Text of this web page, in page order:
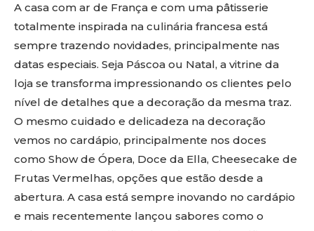
A casa com ar de França e com uma pâtisserie
totalmente inspirada na culinária francesa está
sempre trazendo novidades, principalmente nas
datas especiais. Seja Páscoa ou Natal, a vitrine da
loja se transforma impressionando os clientes pelo
nível de detalhes que a decoração da mesma traz.
O mesmo cuidado e delicadeza na decoração
vemos no cardápio, principalmente nos doces
como Show de Ópera, Doce da Ella, Cheesecake de
Frutas Vermelhas, opções que estão desde a
abertura. A casa está sempre inovando no cardápio
e mais recentemente lançou sabores como o